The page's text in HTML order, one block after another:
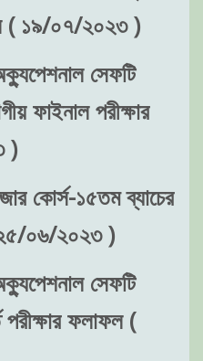
( ১৯/০৭/২০২৩ )
সেফটি
ফাইনাল পরীক্ষার
)
কোর্স-১৫তম ব্যাচের
২৫/০৬/২০২৩ )
সেফটি
পরীক্ষার ফলাফল (